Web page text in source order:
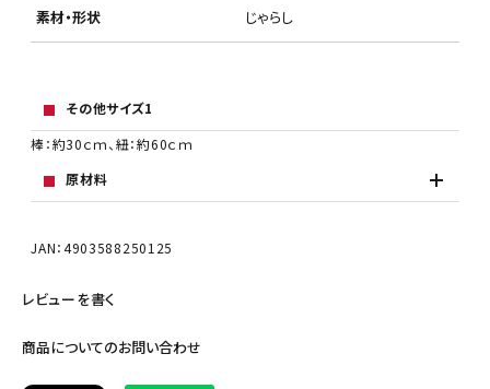
素材・形状 じゃらし
その他サイズ1
棒：約30ｃｍ、紐：約60ｃｍ
原材料
JAN：4903588250125
レビューを書く
商品についてのお問い合わせ